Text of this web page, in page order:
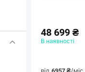
48 699 ₴
В наявності